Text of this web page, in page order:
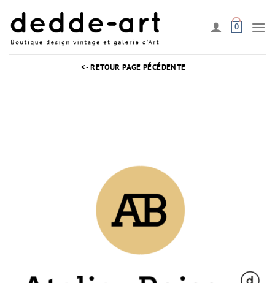
contenu
0
<- RETOUR PAGE PÉCÉDENTE